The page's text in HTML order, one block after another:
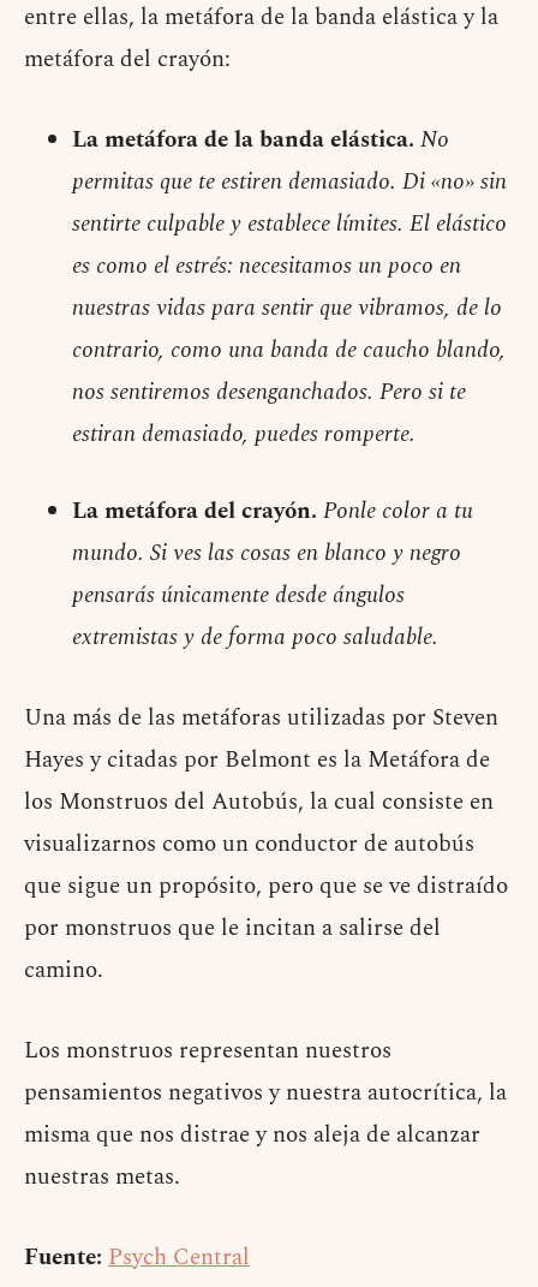
entre ellas, la metáfora de la banda elástica y la
metáfora del crayón:
La metáfora de la banda elástica. No
permitas que te estiren demasiado. Di «no» sin
sentirte culpable y establece límites. El elástico
es como el estrés: necesitamos un poco en
nuestras vidas para sentir que vibramos, de lo
contrario, como una banda de caucho blando,
nos sentiremos desenganchados. Pero si te
estiran demasiado, puedes romperte.
La metáfora del crayón. Ponle color a tu
mundo. Si ves las cosas en blanco y negro
pensarás únicamente desde ángulos
extremistas y de forma poco saludable.
Una más de las metáforas utilizadas por Steven
Hayes y citadas por Belmont es la Metáfora de
los Monstruos del Autobús, la cual consiste en
visualizarnos como un conductor de autobús
que sigue un propósito, pero que se ve distraído
por monstruos que le incitan a salirse del
camino.
Los monstruos representan nuestros
pensamientos negativos y nuestra autocrítica, la
misma que nos distrae y nos aleja de alcanzar
nuestras metas.
Fuente: Psych Central